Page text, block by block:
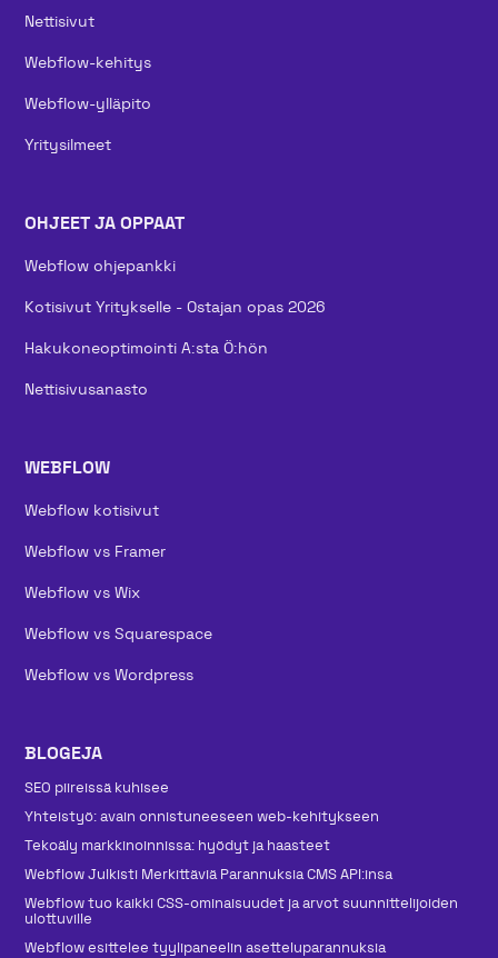
Nettisivut
Webflow-kehitys
Webflow-ylläpito
Yritysilmeet
OHJEET JA OPPAAT
Webflow ohjepankki
Kotisivut Yritykselle - Ostajan opas 2026
Hakukoneoptimointi A:sta Ö:hön
Nettisivusanasto
WEBFLOW
Webflow kotisivut
Webflow vs Framer
Webflow vs Wix
Webflow vs Squarespace
Webflow vs Wordpress
BLOGEJA
SEO piireissä kuhisee
Yhteistyö: avain onnistuneeseen web-kehitykseen
Tekoäly markkinoinnissa: hyödyt ja haasteet
Webflow Julkisti Merkittäviä Parannuksia CMS API:insa
Webflow tuo kaikki CSS-ominaisuudet ja arvot suunnittelijoiden
ulottuville
Webflow esittelee tyylipaneelin asetteluparannuksia